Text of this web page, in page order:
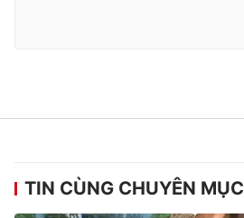
TIN CÙNG CHUYÊN MỤC